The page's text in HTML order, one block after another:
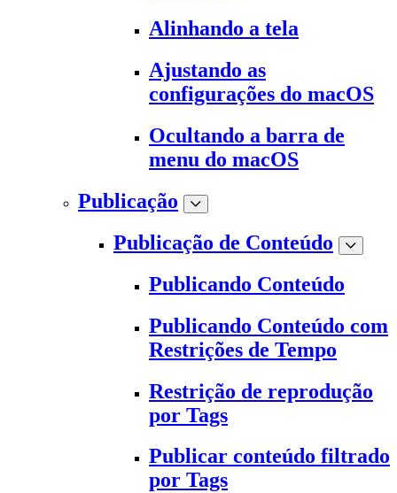
Alinhando a tela
Ajustando as
configurações do macOS
Ocultando a barra de
menu do macOS
Publicação
Publicação de Conteúdo
Publicando Conteúdo
Publicando Conteúdo com
Restrições de Tempo
Restrição de reprodução
por Tags
Publicar conteúdo filtrado
por Tags